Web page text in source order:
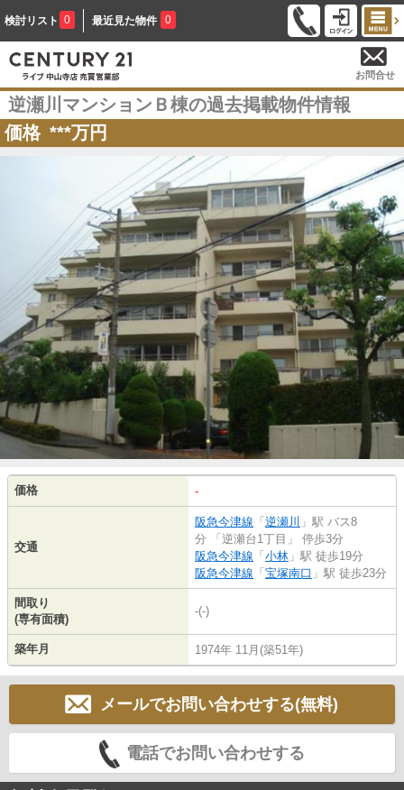
検討リスト 0 最近見た物件 0
お問合せ
逆瀬川マンションＢ棟の過去掲載物件情報
価格 ***万円
価格 -
交通
阪急今津線 「 逆瀬川 」駅 バス8
分 「逆瀬台1丁目」 停歩3分
阪急今津線 「 小林 」駅 徒歩19分
阪急今津線 「 宝塚南口 」駅 徒歩23分
間取り
(専有面積)
-(-)
築年月 1974年 11月(築51年)
メールでお問い合わせする(無料)
電話でお問い合わせする